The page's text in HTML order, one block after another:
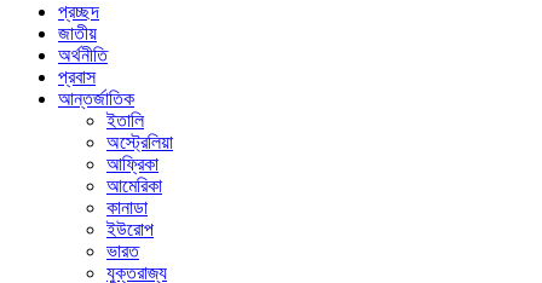
প্রচ্ছদ
জাতীয়
অর্থনীতি
প্রবাস
আন্তর্জাতিক
ইতালি
অস্ট্রেলিয়া
আফ্রিকা
আমেরিকা
কানাডা
ইউরোপ
ভারত
যুক্তরাজ্য